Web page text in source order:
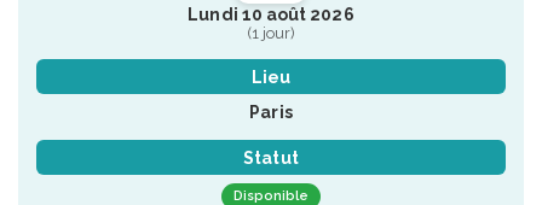
Lundi 10 août 2026
(1 jour)
Lieu
Paris
Statut
Disponible